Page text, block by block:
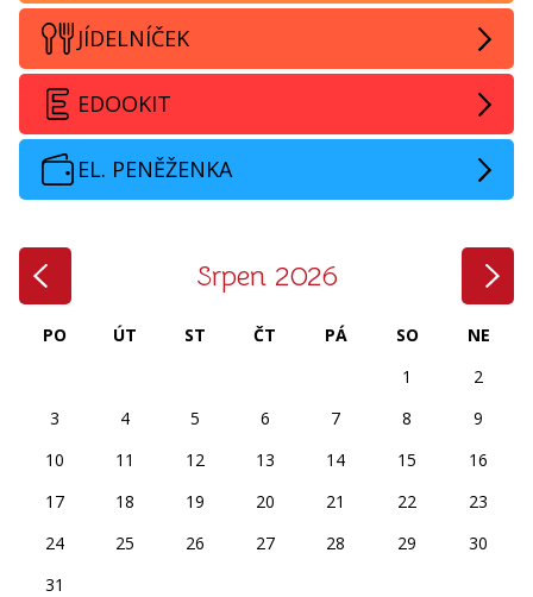
JÍDELNÍČEK
EDOOKIT
EL. PENĚŽENKA
Srpen 2026
PO ÚT ST ČT PÁ SO
NE
1
2
3
4 5 6 7 8
9
10
11 12 13 14 15
16
17
18 19 20 21 22
23
24
25 26 27 28 29
30
31